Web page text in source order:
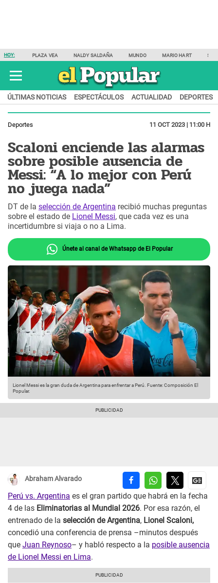
HOY: PLAZA VEA NALDY SALDAÑA MUNDO MARIO HART
ÚLTIMAS NOTICIAS ESPECTÁCULOS ACTUALIDAD DEPORTES
Deportes 11 OCT 2023 | 11:00 H
Scaloni enciende las alarmas
sobre posible ausencia de
Messi: “A lo mejor con Perú
no juega nada”
DT de la selección de Argentina recibió muchas preguntas
sobre el estado de Lionel Messi, que cada vez es una
incertidumbre si viaja o no a Lima.
Únete al canal de Whatsapp de El Popular
Lionel Messi es la gran duda de Argentina para enfrentar a Perú. Fuente: Composición El
Popular.
Abraham Alvarado
Perú vs. Argentina es el gran partido que habrá en la fecha
4 de las Eliminatorias al Mundial 2026. Por esa razón, el
entrenado de la selección de Argentina, Lionel Scaloni,
concedió una conferencia de prensa –minutos después
que Juan Reynoso– y habló respecto a la posible ausencia
de Lionel Messi en Lima.